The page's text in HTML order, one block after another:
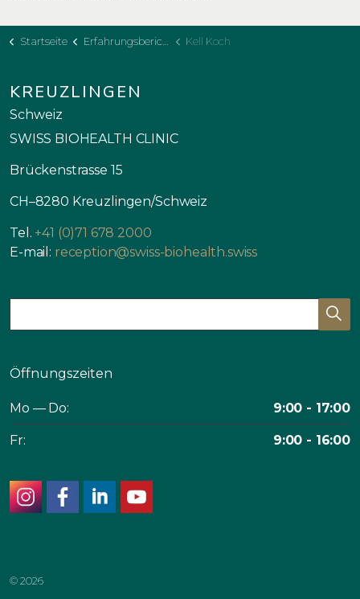
Startseite Erfahrungsberichte Kell Koch
KREUZLINGEN
Schweiz
SWISS BIOHEALTH CLINIC
Brückenstrasse 15
CH–8280 Kreuzlingen/Schweiz
Tel. +41 (0)71 678 2000
E-mail: reception@swiss-biohealth.swiss
Öffnungszeiten
Mo — Do: 9:00 - 17:00
Fr: 9:00 - 16:00
© 2026